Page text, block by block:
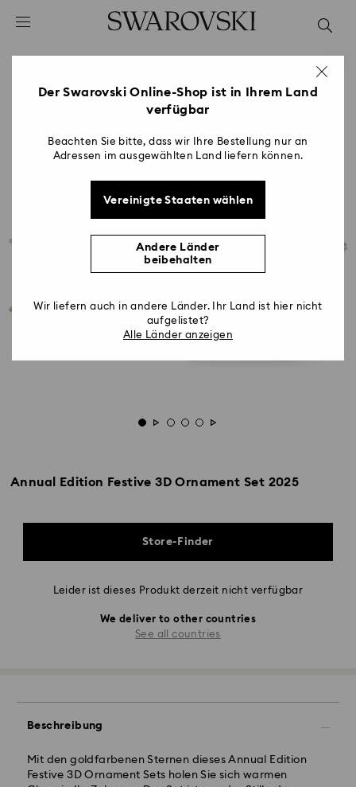
Liste Tastaturkürzel
2 - Footer
Annual Edition Festive 3D Ornament Set 2025
Store-Finder
Leider ist dieses Produkt derzeit nicht verfügbar
We deliver to other countries
See all countries
Beschreibung
Mit den goldfarbenen Sternen dieses Annual Edition
Festive 3D Ornament Sets holen Sie sich warmen
Der Swarovski Online-Shop ist in Ihrem Land
verfügbar
Beachten Sie bitte, dass wir Ihre Bestellung nur an
Adressen im ausgewählten Land liefern können.
Vereinigte Staaten wählen
Andere Länder
beibehalten
Wir liefern auch in andere Länder. Ihr Land ist hier nicht
aufgelistet?
Alle Länder anzeigen